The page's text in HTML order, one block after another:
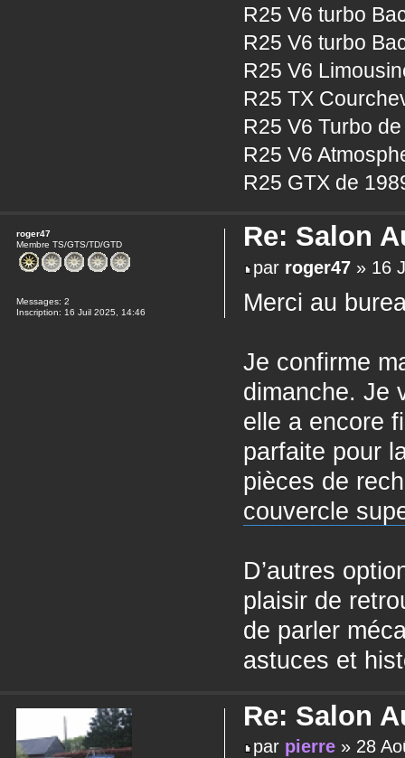
R25 V6 turbo
R25 V6 turbo
R25 V6
R25 TX
R25 V6 Turbo
R25 V6
R25 GTX de
Re: Salon
par roger47 » 16
Merci au
Je confirme
dimanche. Je
elle a encore
parfaite pour
pièces de
couvercle
D’autres
plaisir de
de parler
astuces et
roger47
Membre TS/GTS/TD/GTD
Messages: 2
Inscription: 16 Juil 2025, 14:46
Re: Salon
par pierre » 28